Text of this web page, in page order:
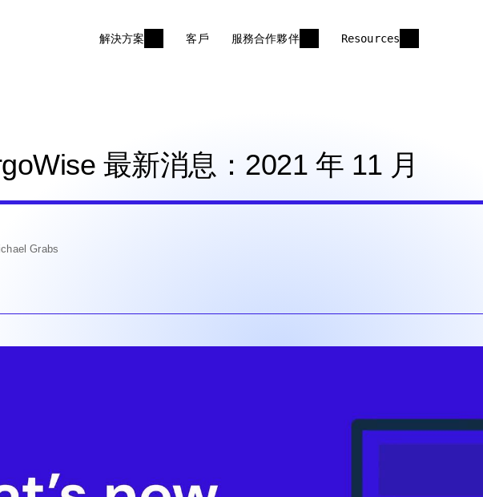
解決方案 客戶 服務合作夥伴 Resources
最新消息：2021 年 11 月
Grabs